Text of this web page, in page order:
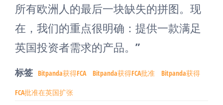
所有欧洲人的最后一块缺失的拼图。现
在，我们的重点很明确：提供一款满足
英国投资者需求的产品。”
标签 Bitpanda获得FCA Bitpanda获得FCA批准 Bitpanda获得
FCA批准在英国扩张